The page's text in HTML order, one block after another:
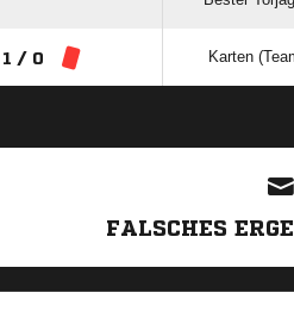
1 / 0 Karten
FALSCHES